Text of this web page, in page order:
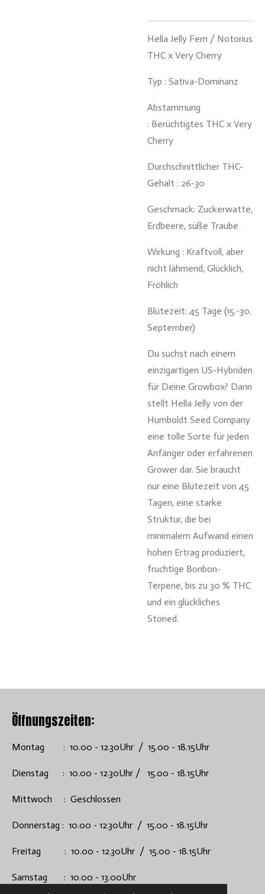
Hella Jelly Fem / Notorius
THC x Very Cherry
Typ : Sativa-Dominanz
Abstammung
: Berüchtigtes THC x Very
Cherry
Durchschnittlicher THC-
Gehalt : 26-30
Geschmack: Zuckerwatte,
Erdbeere, süße Traube
Wirkung : Kraftvoll, aber
nicht lähmend, Glücklich,
Fröhlich
Blütezeit: 45 Tage (15.-30.
September)
Du suchst nach einem
einzigartigen US-Hybriden
für Deine Growbox? Dann
stellt Hella Jelly von der
Humboldt Seed Company
eine tolle Sorte für jeden
Anfänger oder erfahrenen
Grower dar. Sie braucht
nur eine Blütezeit von 45
Tagen, eine starke
Struktur, die bei
minimalem Aufwand einen
hohen Ertrag produziert,
fruchtige Bonbon-
Terpene, bis zu 30 % THC
und ein glückliches
Stoned.
Öffnungszeiten:
Montag : 10.00 - 12.30Uhr / 15.00 - 18.15Uhr
Dienstag : 10.00 - 12.30Uhr / 15.00 - 18.15Uhr
Mittwoch : Geschlossen
Donnerstag : 10.00 - 12.30Uhr / 15.00 - 18.15Uhr
Freitag : 10.00 - 12.30Uhr / 15.00 - 18.15Uhr
Samstag : 10.00 - 13.00Uhr